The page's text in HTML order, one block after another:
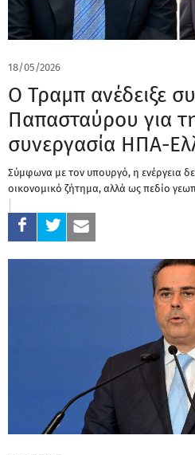
18/05/2026
Ο Τραμπ ανέδειξε
Παπασταύρου για
συνεργασία ΗΠΑ-
Σύμφωνα με τον υπουργό, η ενέργεια
οικονομικό ζήτημα, αλλά ως πεδίο